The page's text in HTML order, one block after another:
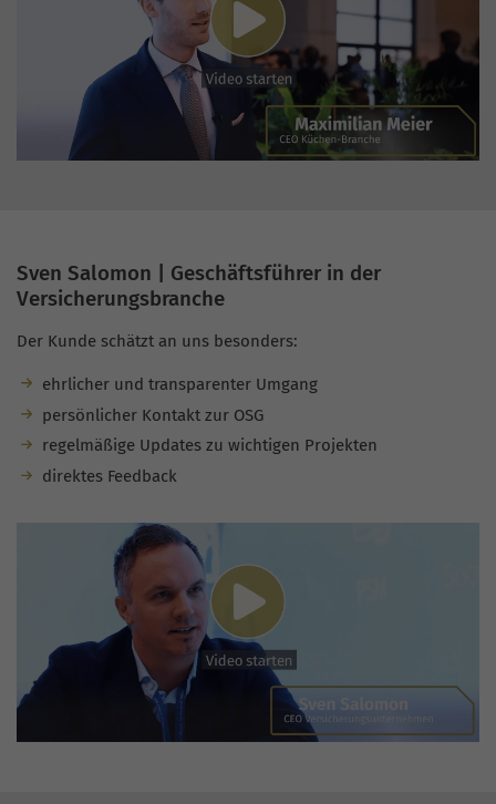
Sven Salomon | Geschäftsführer in der
Versicherungsbranche
Der Kunde schätzt an uns besonders:
ehrlicher und transparenter Umgang
persönlicher Kontakt zur OSG
regelmäßige Updates zu wichtigen Projekten
direktes Feedback